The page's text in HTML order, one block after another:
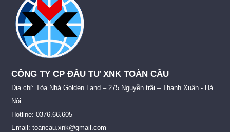
CÔNG TY CP ĐẦU TƯ XNK TOÀN CẦU
Địa chỉ: Tòa Nhà Golden Land – 275 Nguyễn trãi – Thanh Xuân - Hà
Nội
Hotline: 0376.66.605
Email: toancau.xnk@gmail.com